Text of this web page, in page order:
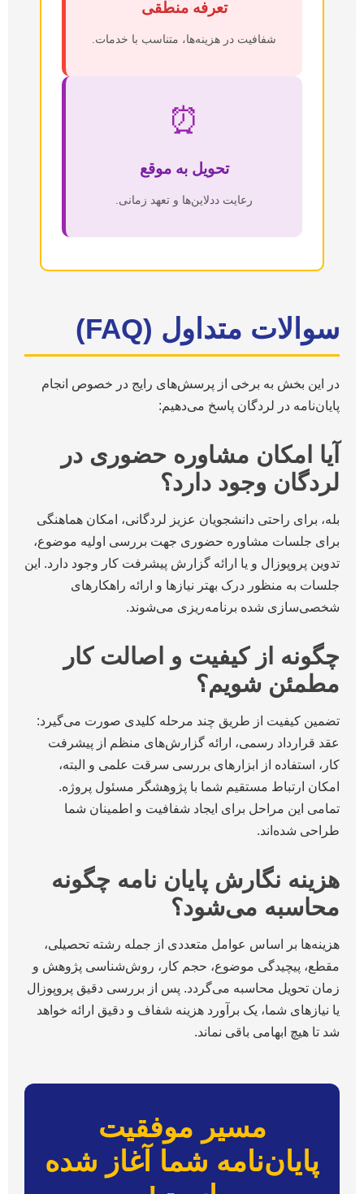
تعرفه منطقی
شفافیت در هزینه‌ها، متناسب با خدمات.
⏰
تحویل به موقع
رعایت ددلاین‌ها و تعهد زمانی.
سوالات متداول (FAQ)
در این بخش به برخی از پرسش‌های رایج در خصوص انجام
پایان‌نامه در لردگان پاسخ می‌دهیم:
آیا امکان مشاوره حضوری در
لردگان وجود دارد؟
بله، برای راحتی دانشجویان عزیز لردگانی، امکان هماهنگی
برای جلسات مشاوره حضوری جهت بررسی اولیه موضوع،
تدوین پروپوزال و یا ارائه گزارش پیشرفت کار وجود دارد. این
جلسات به منظور درک بهتر نیازها و ارائه راهکارهای
شخصی‌سازی شده برنامه‌ریزی می‌شوند.
چگونه از کیفیت و اصالت کار
مطمئن شویم؟
تضمین کیفیت از طریق چند مرحله کلیدی صورت می‌گیرد:
عقد قرارداد رسمی، ارائه گزارش‌های منظم از پیشرفت
کار، استفاده از ابزارهای بررسی سرقت علمی و البته،
امکان ارتباط مستقیم شما با پژوهشگر مسئول پروژه.
تمامی این مراحل برای ایجاد شفافیت و اطمینان شما
طراحی شده‌اند.
هزینه نگارش پایان نامه چگونه
محاسبه می‌شود؟
هزینه‌ها بر اساس عوامل متعددی از جمله رشته تحصیلی،
مقطع، پیچیدگی موضوع، حجم کار، روش‌شناسی پژوهش و
زمان تحویل محاسبه می‌گردد. پس از بررسی دقیق پروپوزال
یا نیازهای شما، یک برآورد هزینه شفاف و دقیق ارائه خواهد
شد تا هیچ ابهامی باقی نماند.
مسیر موفقیت
پایان‌نامه شما آغاز شده